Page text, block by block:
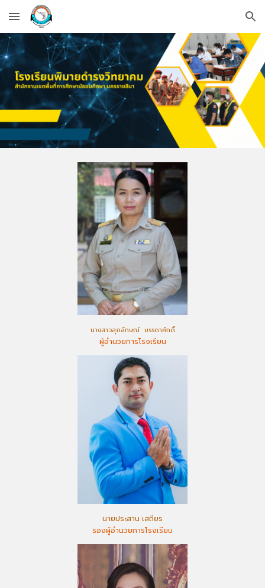
Skip to main content Skip to navigation
นางสาวสุภลักษณ์ บรรดาศักดิ์
ผู้อำนวยการโรงเรียน
นายประสาน เสถียร
รองผู้อำนวยการโรงเรียน